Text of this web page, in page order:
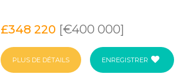
£348 220 [€400 000]
PLUS DE DÉTAILS ENREGISTRER